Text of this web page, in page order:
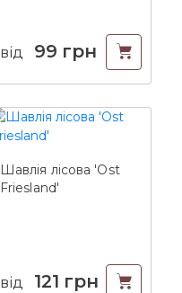
від 99 грн
Шавлія лісова 'Ost
Friesland'
від 121 грн